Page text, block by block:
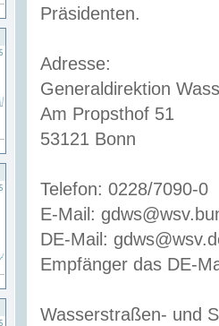
Präsidenten.
Adresse:
Generaldirektion
Am Propsthof 51
53121 Bonn
Telefon: 0228/7090-0
E-Mail:
DE-Mail:
Empfänger das DE-
Wasserstraßen- und